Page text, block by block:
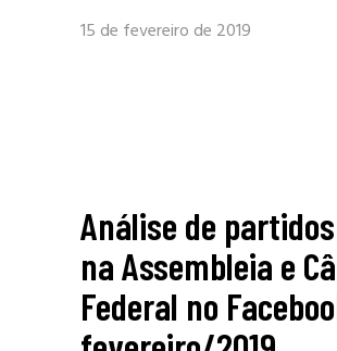
15 de fevereiro de 2019
Análise de
na Assembleia e
Federal no